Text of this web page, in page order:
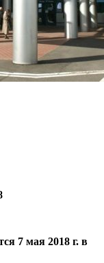
7 мая 2018 г. в